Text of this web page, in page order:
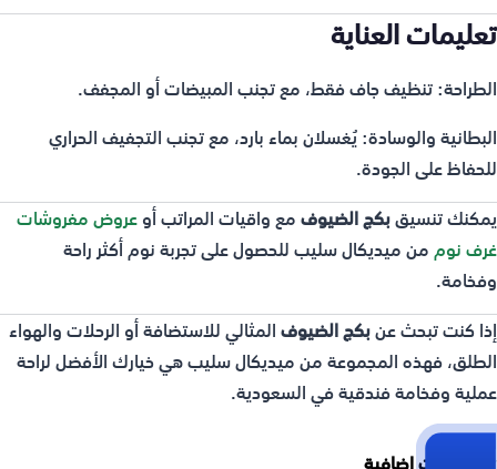
تعليمات العناية
الطراحة: تنظيف جاف فقط، مع تجنب المبيضات أو المجفف.
البطانية والوسادة: يُغسلان بماء بارد، مع تجنب التجفيف الحراري
للحفاظ على الجودة.
يمكنك تنسيقبكج الضيوفمع واقيات المراتب أوعروض مفروشات
غرف نوممن ميديكال سليب للحصول على تجربة نوم أكثر راحة
وفخامة.
إذا كنت تبحث عنبكج الضيوفالمثالي للاستضافة أو الرحلات والهواء
الطلق، فهذه المجموعة من ميديكال سليب هي خيارك الأفضل لراحة
عملية وفخامة فندقية في السعودية.